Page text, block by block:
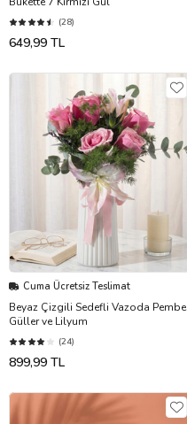
(28)
649,99 TL
Cuma Ücretsiz Teslimat
Beyaz Çizgili Sedefli Vazoda Pembe
Güller ve Lilyum
(24)
899,99 TL